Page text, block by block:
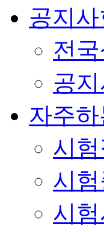
공지
전
공
자주
시
시
시